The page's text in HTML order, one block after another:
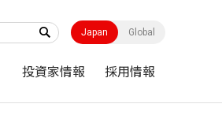
Japan Global
投資家情報 採用情報